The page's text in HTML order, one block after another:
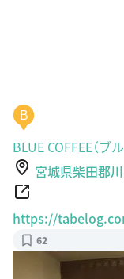
B
BLUE COFFEE（ブ
宮城県柴田郡
https://
62